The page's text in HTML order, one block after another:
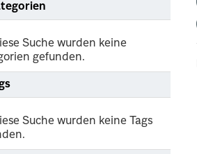
Suche wurden keine
gefunden.
Suche wurden keine Tags